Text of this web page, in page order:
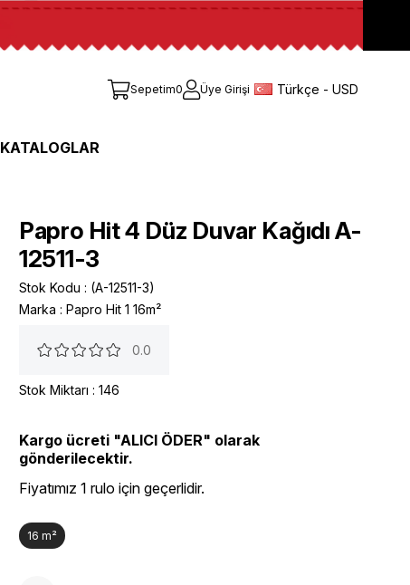
Sepetim0 Üye Girişi Türkçe - USD
KATALOGLAR
Papro Hit 4 Düz Duvar Kağıdı A-
12511-3
Stok Kodu
(A-12511-3)
Marka : Papro Hit 1 16m²
0.0
Stok Miktarı : 146
Kargo ücreti "ALICI ÖDER" olarak
gönderilecektir.
Fiyatımız 1 rulo için geçerlidir.
16 m²